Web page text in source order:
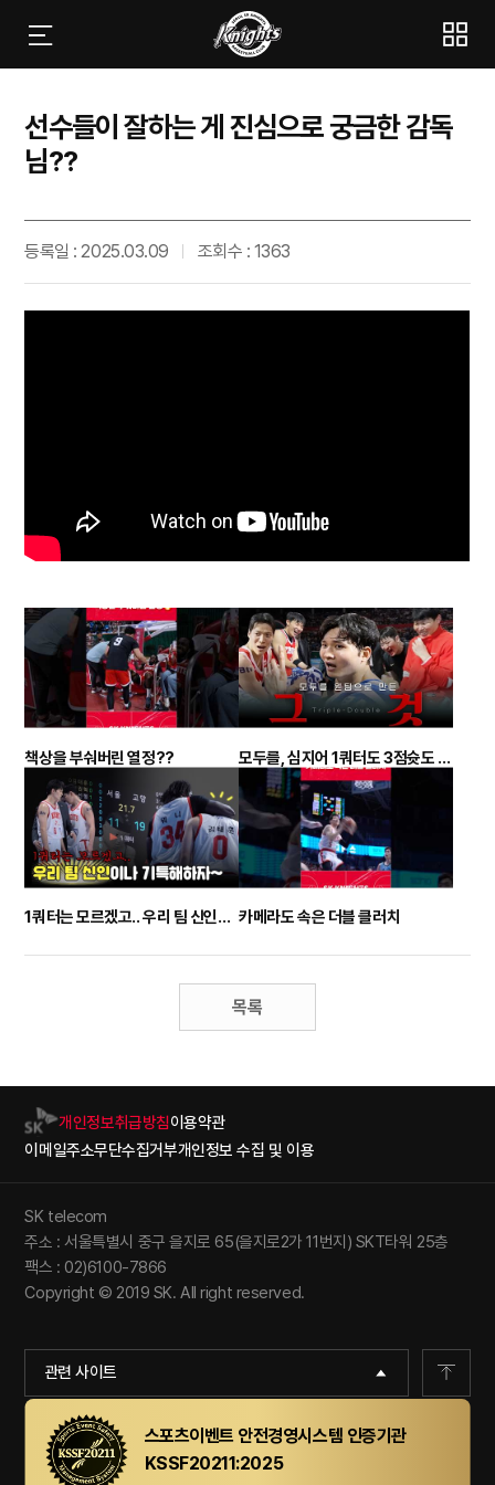
선수들이 잘하는 게 진심으로 궁금한 감독
님??
등록일 : 2025.03.09 조회수 : 1363
책상을 부숴버린 열정?? 모두를, 심지어 1쿼터도 3점슛도 원팀으로 만든 그것 / vs 한국가스공사 비하인드
1쿼터는 모르겠고.. 우리 팀 신인이나 기특해하자~ / vs 소노전 비하인드 카메라도 속은 더블 클러치
목록
개인정보취급방침이용약관
이메일주소무단수집거부개인정보 수집 및 이용
관련 사이트
SK telecom
주소 : 서울특별시 중구 을지로 65(을지로2가 11번지) SKT타워 25층
팩스 : 02)6100-7866
Copyright © 2019 SK. All right reserved.
스포츠이벤트 안전경영시스템 인증기관
KSSF20211:2025